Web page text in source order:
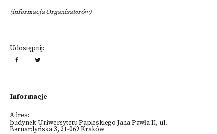
(informacja Organizatorów)
Udostępnij:
Informacje
Adres:
budynek Uniwersytetu Papieskiego Jana Pawła II, ul.
Bernardyńska 3, 31-069 Kraków